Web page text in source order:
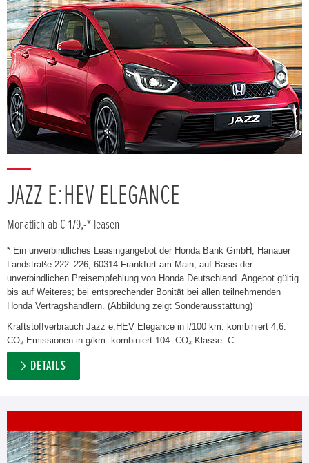
JAZZ E:HEV ELEGANCE
Monatlich ab € 179,-* leasen
* Ein unverbindliches Leasingangebot der Honda Bank GmbH, Hanauer
Landstraße 222–226, 60314 Frankfurt am Main, auf Basis der
unverbindlichen Preisempfehlung von Honda Deutschland. Angebot gültig
bis auf Weiteres; bei entsprechender Bonität bei allen teilnehmenden
Honda Vertragshändlern. (Abbildung zeigt Sonderausstattung)
Kraftstoffverbrauch Jazz e:HEV Elegance in l/100 km: kombiniert 4,6.
CO₂-Emissionen in g/km: kombiniert 104. CO₂-Klasse: C.
DETAILS